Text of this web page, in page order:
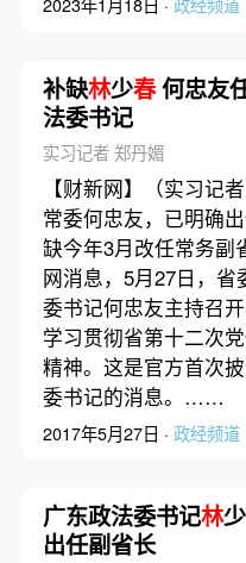
2023年1月18日 · 政经频道
补缺林少春何忠友
法委书记
实习记者 郑丹媚
【财新网】（实习记
常委何忠友，已明确
缺今年3月改任常务副
网消息，5月27日，
委书记何忠友主持召
学习贯彻省第十二次
精神。这是官方首次
委书记的消息。……
2017年5月27日 · 政经频道
广东政法委书记林少
出任副省长